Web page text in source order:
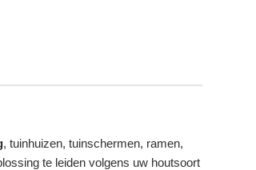
, tuinhuizen, tuinschermen, ramen,
te leiden volgens uw houtsoort